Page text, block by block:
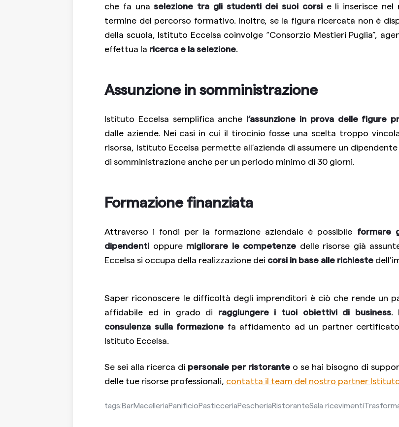
che fa unaselezione tra gli studenti dei suoi corsie li inserisce nel
termine del percorso formativo. Inoltre, se la figura ricercata non è
della scuola, Istituto Eccelsa coinvolge “Consorzio Mestieri Puglia”,
effettua la ricerca e la selezione
Assunzione in somministrazione
Istituto Eccelsa semplifica anche l’assunzione in prova delle figure
dalle aziende. Nei casi in cui il tirocinio fosse una scelta troppo
risorsa, Istituto Eccelsa permette all’azienda di assumere un
di somministrazione anche per un periodo minimo di 30 giorni.
Formazione finanziata
Attraverso i fondi per la formazione aziendale è possibile formare
dipendenti oppure migliorare le competenze delle risorse già
Eccelsa si occupa della realizzazione dei corsi in base alle richieste
Saper riconoscere le difficoltà degli imprenditori è ciò che rende un
affidabile ed in grado di raggiungere i tuoi obiettivi di business.
consulenza sulla formazione fa affidamento ad un partner
Istituto Eccelsa.
Se sei alla ricerca di personale per ristorante o se hai bisogno di
delle tue risorse professionali, contatta il team del nostro partner Istituto
tags:BarMacelleriaPanificioPasticceriaPescheriaRistoranteSala ricevimenti